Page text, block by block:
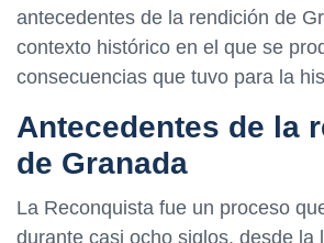
antecedentes de la rendición de
contexto histórico en el que se
consecuencias que tuvo para la
Antecedentes de la
de Granada
La Reconquista fue un proceso
durante casi ocho siglos, desde la